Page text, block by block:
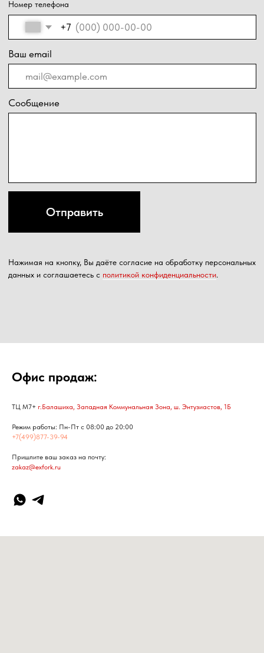
Офис продаж:
ТЦ М7+ г.Балашиха, Западная Коммунальная Зона, ш. Энтузиастов, 1Б
Режим работы: Пн-Пт с 08:00 до 20:00
+7(499)877-39-94
Пришлите ваш заказ на почту:
zakaz@exfork.ru